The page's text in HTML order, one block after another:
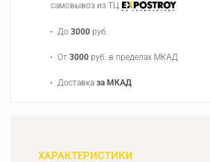
самовывоз из ТЦ
До3000 руб.
От3000 руб. в пределах МКАД
Доставказа МКАД
ХАРАКТЕРИСТИКИ